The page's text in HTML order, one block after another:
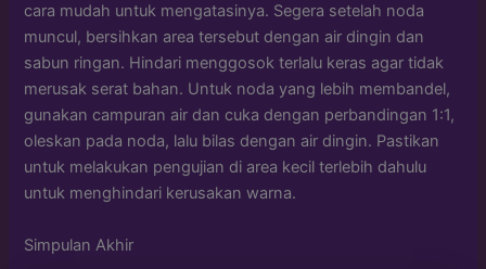
cara mudah untuk mengatasinya. Segera setelah noda
muncul, bersihkan area tersebut dengan air dingin dan
sabun ringan. Hindari menggosok terlalu keras agar tidak
merusak serat bahan. Untuk noda yang lebih membandel,
gunakan campuran air dan cuka dengan perbandingan 1:1,
oleskan pada noda, lalu bilas dengan air dingin. Pastikan
untuk melakukan pengujian di area kecil terlebih dahulu
untuk menghindari kerusakan warna.
Simpulan Akhir